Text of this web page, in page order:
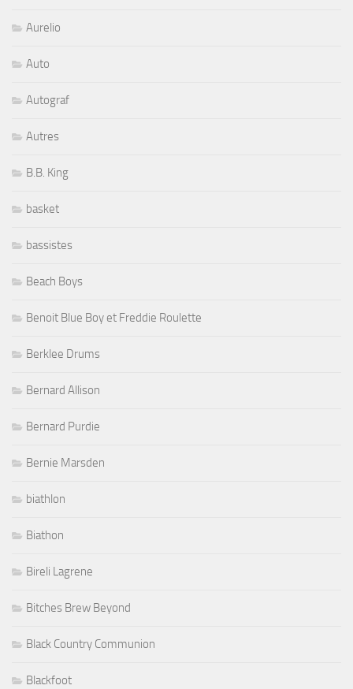
Aurelio
Auto
Autograf
Autres
B.B. King
basket
bassistes
Beach Boys
Benoit Blue Boy et Freddie Roulette
Berklee Drums
Bernard Allison
Bernard Purdie
Bernie Marsden
biathlon
Biathon
Bireli Lagrene
Bitches Brew Beyond
Black Country Communion
Blackfoot